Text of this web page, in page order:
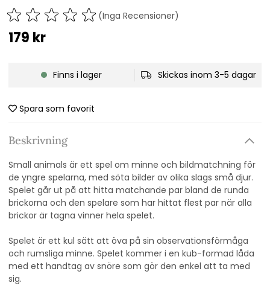
(Inga Recensioner)
179 kr
Finns i lager Skickas inom 3-5 dagar
Spara som favorit
Beskrivning
Small animals är ett spel om minne och bildmatchning för
de yngre spelarna, med söta bilder av olika slags små djur.
Spelet går ut på att hitta matchande par bland de runda
brickorna och den spelare som har hittat flest par när alla
brickor är tagna vinner hela spelet.
Spelet är ett kul sätt att öva på sin observationsförmåga
och rumsliga minne. Spelet kommer i en kub-formad låda
med ett handtag av snöre som gör den enkel att ta med
sig.